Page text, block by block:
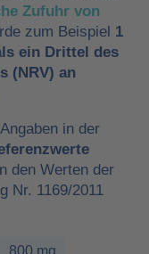
Zufuhr von
zum Beispiel 1
ein Drittel des
(NRV) an
in der
den Werten der
Nr. 1169/2011
800 mg